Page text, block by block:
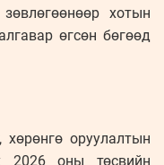
хотын
өгсөн бөгөөд
оруулалтын
2026 оны төсвийн